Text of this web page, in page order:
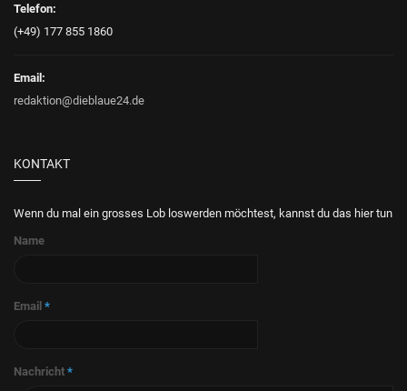
Telefon:
(+49) 177 855 1860
Email:
redaktion@dieblaue24.de
KONTAKT
Wenn du mal ein grosses Lob loswerden möchtest, kannst du das hier tun
Name
Email *
Nachricht *